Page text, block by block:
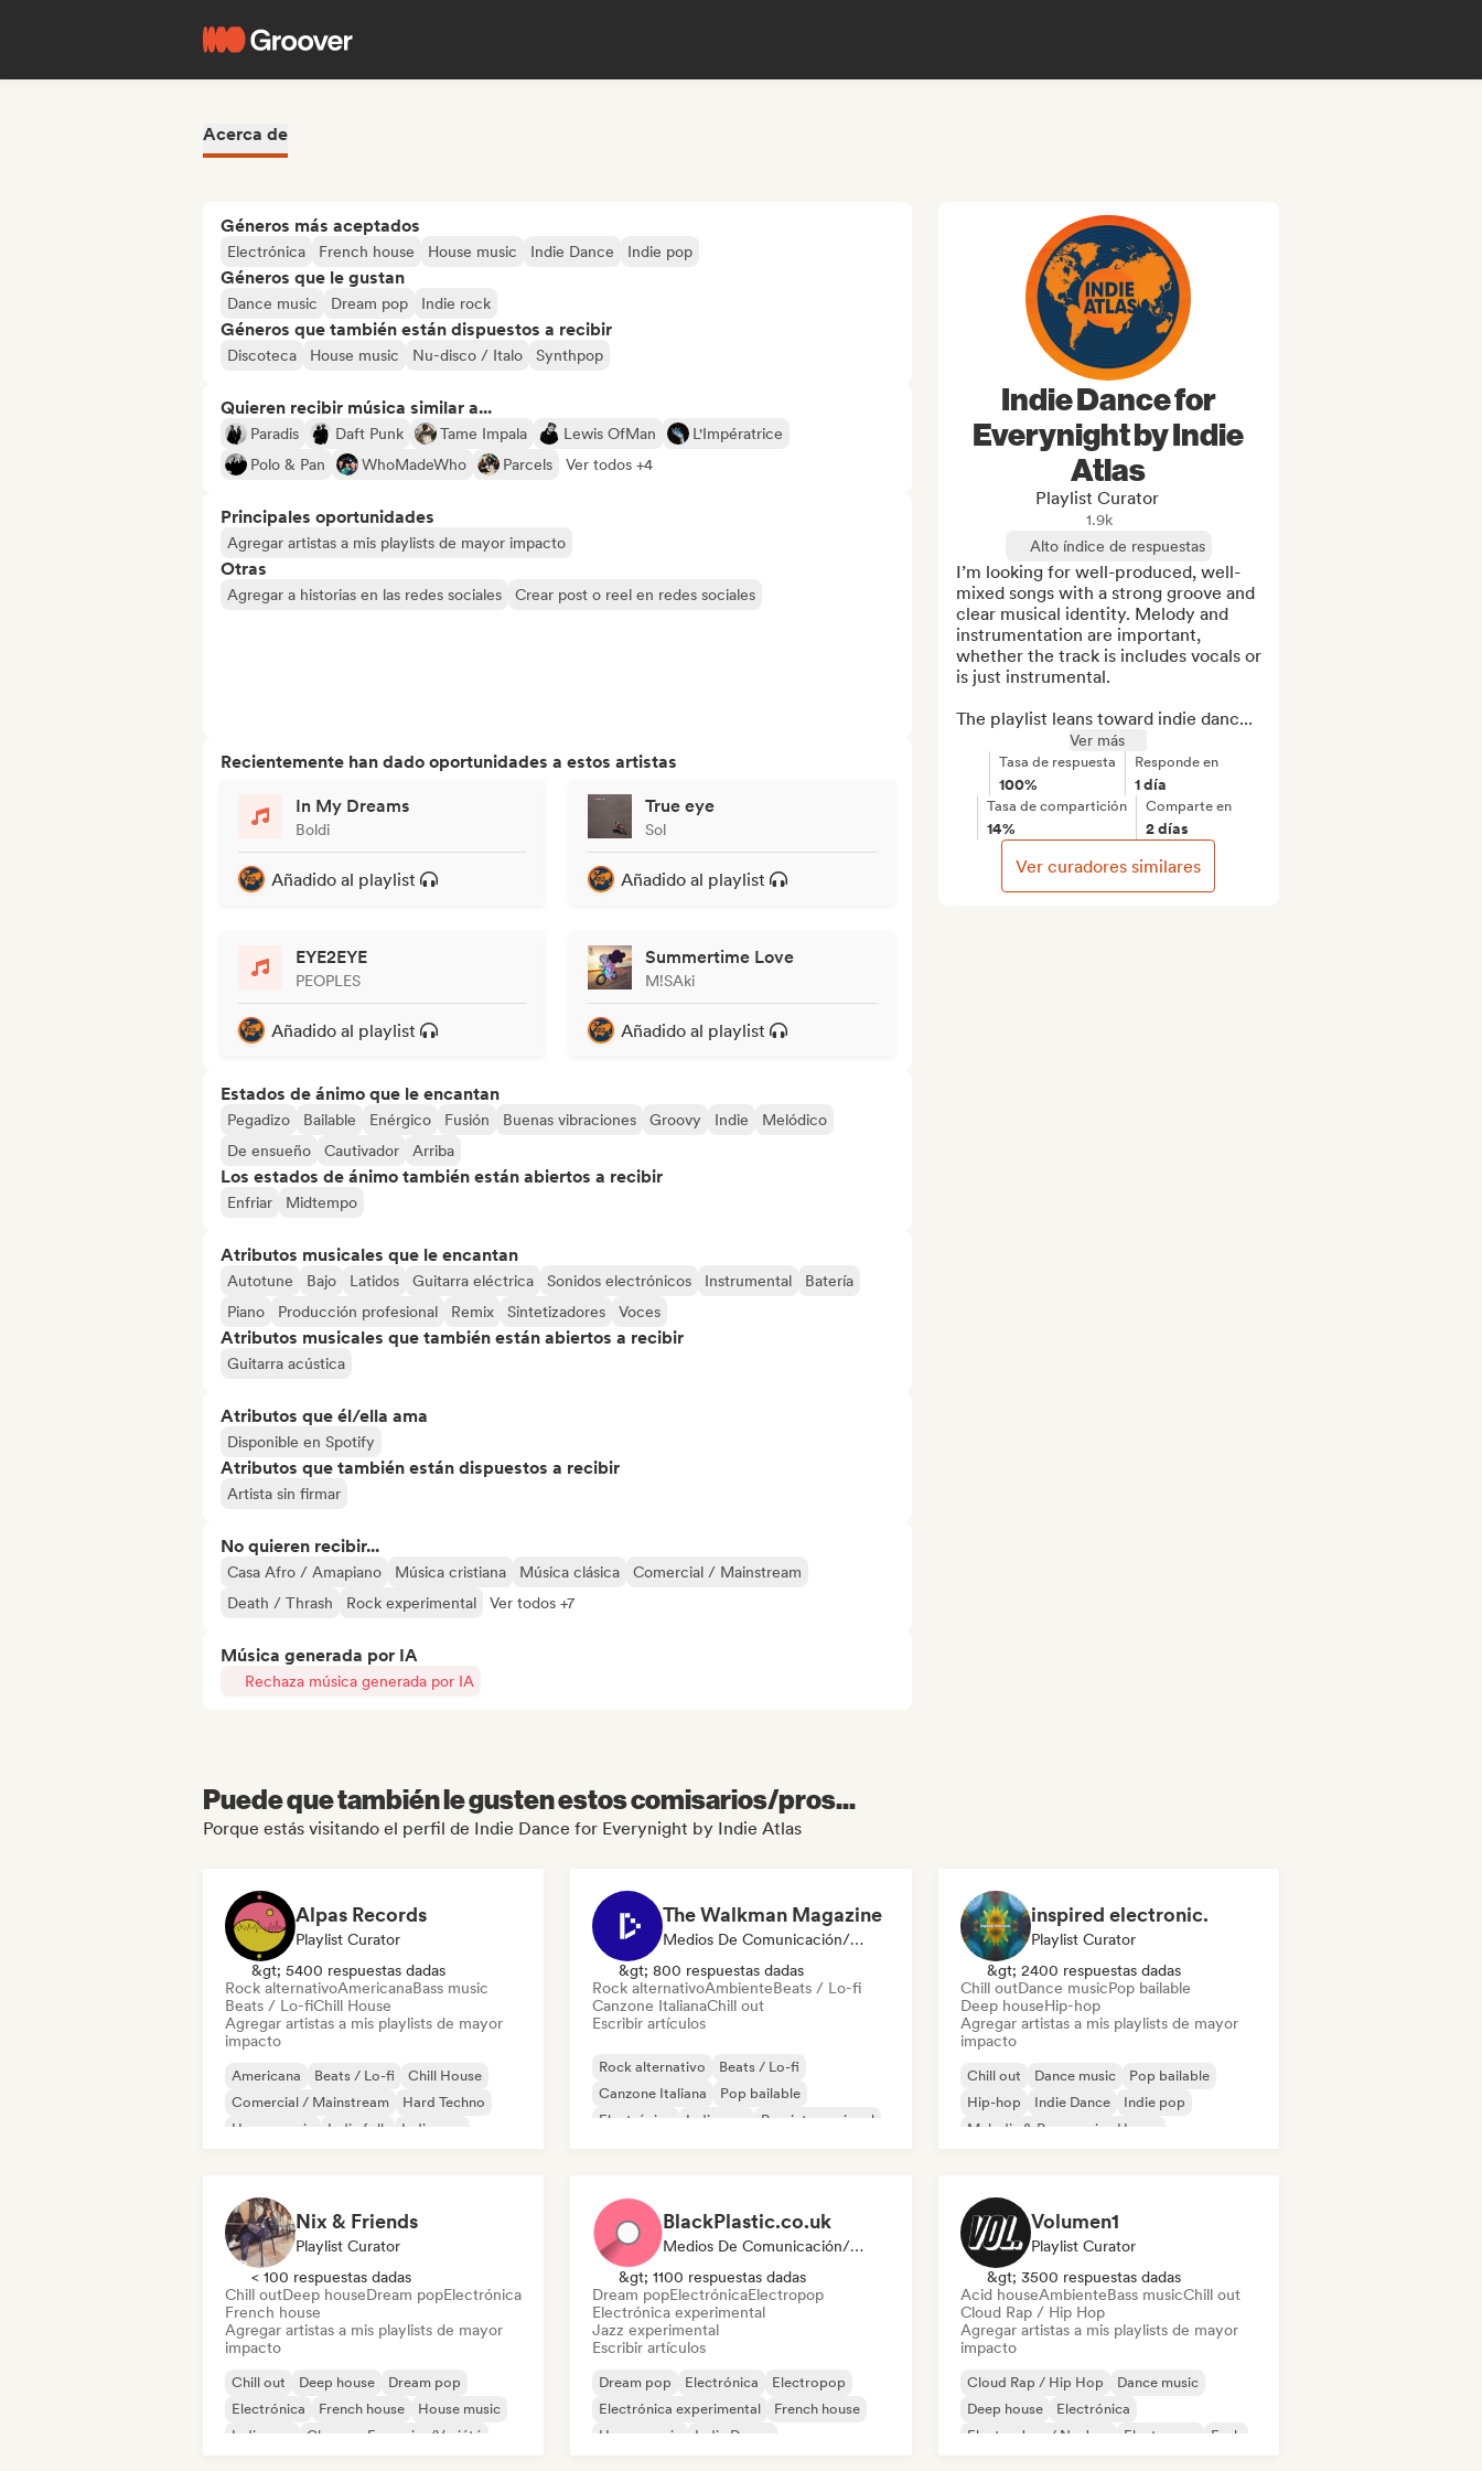
Acerca de
Géneros más aceptados
Electrónica French house House music Indie Dance Indie pop
Géneros que le gustan
Dance music Dream pop Indie rock
Géneros que también están dispuestos a recibir
Discoteca House music Nu-disco / Italo Synthpop
Quieren recibir música similar a...
Paradis Daft Punk Tame Impala Lewis OfMan
L'Impératrice
Polo & Pan
WhoMadeWho Parcels Ver todos +4
Principales oportunidades
Agregar artistas a mis playlists de mayor impacto
Otras
Agregar a historias en las redes sociales Crear post o reel en redes sociales
Recientemente han dado oportunidades a estos artistas
In My Dreams
Boldi
Añadido al playlist
True eye
Sol
Añadido al playlist
EYE2EYE
PEOPLES
Añadido al playlist
Summertime Love
M!SAki
Añadido al playlist
Estados de ánimo que le encantan
Pegadizo Bailable Enérgico Fusión Buenas vibraciones Groovy Indie
Melódico
De ensueño
Cautivador Arriba
Los estados de ánimo también están abiertos a recibir
Enfriar Midtempo
Atributos musicales que le encantan
Autotune Bajo Latidos Guitarra eléctrica Sonidos electrónicos Instrumental
Batería
Piano
Producción profesional Remix Sintetizadores Voces
Atributos musicales que también están abiertos a recibir
Guitarra acústica
Atributos que él/ella ama
Disponible en Spotify
Atributos que también están dispuestos a recibir
Artista sin firmar
No quieren recibir...
Casa Afro / Amapiano Música cristiana Música clásica
Comercial / Mainstream
Death / Thrash
Rock experimental Ver todos +7
Música generada por IA
Rechaza música generada por IA
Indie Dance for
Everynight by Indie
Atlas
Playlist Curator
1.9k
Alto índice de respuestas
I’m looking for well-produced, well-
mixed songs with a strong groove and
clear musical identity. Melody and
instrumentation are important,
whether the track is includes vocals or
is just instrumental.
The playlist leans toward indie danc...
Ver más
Tasa de respuesta
100%
Responde en
1 día
Tasa de compartición
14%
Comparte en
2 días
Ver curadores similares
Puede que también le gusten estos comisarios/pros...
Porque estás visitando el perfil de Indie Dance for Everynight by Indie Atlas
Alpas Records
Playlist Curator
&gt; 5400 respuestas dadas
Rock alternativoAmericanaBass music
Beats / Lo-fiChill House
Agregar artistas a mis playlists de mayor
impacto
Americana Beats / Lo-fi
Chill House
Comercial / Mainstream
Hard Techno
House music
Indie folk Indie pop
The Walkman Magazine
Medios De Comunicación/Periodista
&gt; 800 respuestas dadas
Rock alternativoAmbienteBeats / Lo-fi
Canzone ItalianaChill out
Escribir artículos
Rock alternativo
Beats / Lo-fi
Canzone Italiana
Pop bailable
Electrónica
Indie pop
Pop internacional
inspired electronic.
Playlist Curator
&gt; 2400 respuestas dadas
Chill outDance musicPop bailable
Deep houseHip-hop
Agregar artistas a mis playlists de mayor
impacto
Chill out Dance music
Pop bailable
Hip-hop
Indie Dance
Indie pop
Melodic & Progressive House
Nix & Friends
Playlist Curator
< 100 respuestas dadas
Chill outDeep houseDream popElectrónica
French house
Agregar artistas a mis playlists de mayor
impacto
Chill out Deep house
Dream pop
Electrónica
French house
House music
Indie pop
Chanson Française/Variété
BlackPlastic.co.uk
Medios De Comunicación/Periodista
&gt; 1100 respuestas dadas
Dream popElectrónicaElectropop
Electrónica experimental
Jazz experimental
Escribir artículos
Dream pop Electrónica
Electropop
Electrónica experimental
French house
House music
Indie Dance
Volumen1
Playlist Curator
&gt; 3500 respuestas dadas
Acid houseAmbienteBass musicChill out
Cloud Rap / Hip Hop
Agregar artistas a mis playlists de mayor
impacto
Cloud Rap / Hip Hop
Dance music
Deep house
Electrónica
Electro Jazz / Nu Jazz
Electropop
Funk